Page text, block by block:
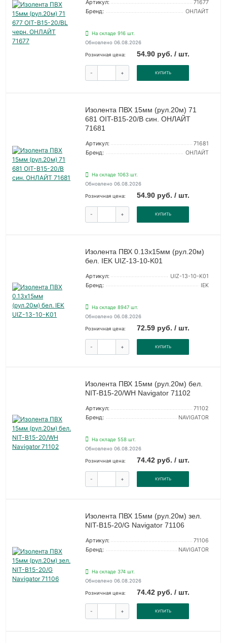
Артикул:
71677
Бренд:
ОНЛАЙТ
На складе 916 шт.
Обновлено 06.08.2026
Розничная цена: 54.90 руб. / шт.
- + КУПИТЬ
Изолента ПВХ 15мм (рул.20м) 71
681 OIT-B15-20/B син. ОНЛАЙТ
71681
Артикул:
71681
Бренд:
ОНЛАЙТ
На складе 1063 шт.
Обновлено 06.08.2026
Розничная цена: 54.90 руб. / шт.
- + КУПИТЬ
Изолента ПВХ 0.13х15мм (рул.20м)
бел. IEK UIZ-13-10-K01
Артикул:
UIZ-13-10-K01
Бренд:
IEK
На складе 8947 шт.
Обновлено 06.08.2026
Розничная цена: 72.59 руб. / шт.
- + КУПИТЬ
Изолента ПВХ 15мм (рул.20м) бел.
NIT-B15-20/WH Navigator 71102
Артикул:
71102
Бренд:
NAVIGATOR
На складе 558 шт.
Обновлено 06.08.2026
Розничная цена: 74.42 руб. / шт.
- + КУПИТЬ
Изолента ПВХ 15мм (рул.20м) зел.
NIT-B15-20/G Navigator 71106
Артикул:
71106
Бренд:
NAVIGATOR
На складе 374 шт.
Обновлено 06.08.2026
Розничная цена: 74.42 руб. / шт.
- + КУПИТЬ